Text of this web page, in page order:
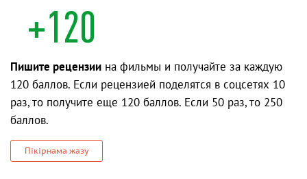
+120
Пишите рецензии на фильмы и получайте за каждую
120 баллов. Если рецензией поделятся в соцсетях 10
раз, то получите еще 120 баллов. Если 50 раз, то 250
баллов.
Пікірнама жазу